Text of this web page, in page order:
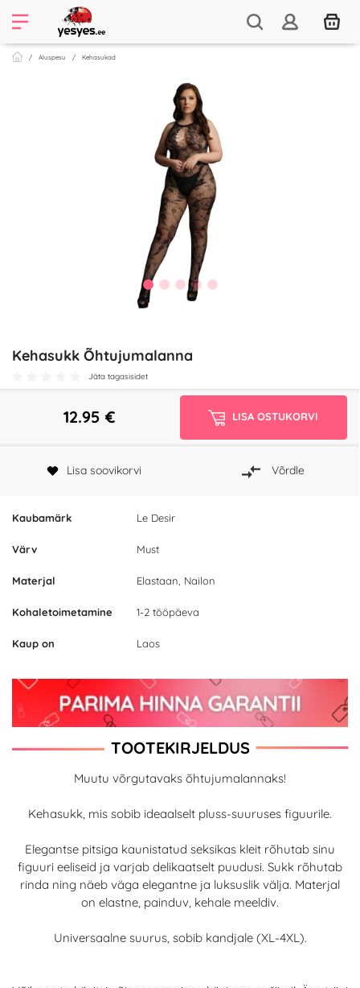
Aluspesu Kehasukad
Kehasukk Õhtujumalanna
Jäta tagasisidet
Kaubamärk Le Desir
Värv Must
Materjal Elastaan, Nailon
Kohaletoimetamine 1-2 tööpäeva
Kaup on Laos
12.95 € LISA OSTUKORVI
Lisa soovikorvi Võrdle
TOOTEKIRJELDUS
Muutu võrgutavaks õhtujumalannaks!
Kehasukk, mis sobib ideaalselt pluss-suuruses figuurile.
Elegantse pitsiga kaunistatud seksikas kleit rõhutab sinu
figuuri eeliseid ja varjab delikaatselt puudusi. Sukk rõhutab
rinda ning näeb väga elegantne ja luksuslik välja. Materjal
on elastne, painduv, kehale meeldiv.
Universaalne suurus, sobib kandjale (XL-4XL).